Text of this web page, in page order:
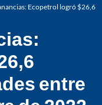
Ecopetrol logró $26,6
entre